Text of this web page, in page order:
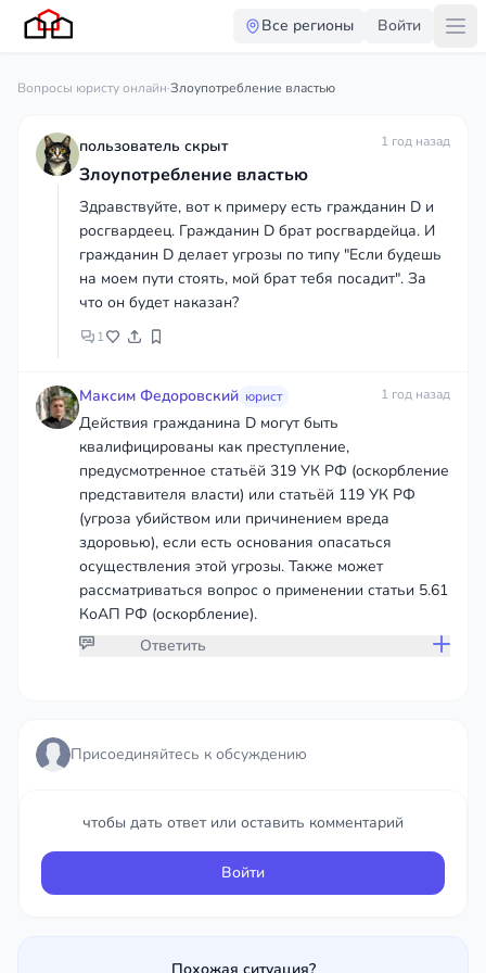
Все регионы Войти
Вопросы юристу онлайн·Злоупотребление властью
пользователь скрыт 1 год назад
Злоупотребление властью
Здравствуйте, вот к примеру есть гражданин D и
росгвардеец. Гражданин D брат росгвардейца. И
гражданин D делает угрозы по типу "Если будешь
на моем пути стоять, мой брат тебя посадит". За
что он будет наказан?
1
Максим Федоровский юрист 1 год назад
Действия гражданина D могут быть
квалифицированы как преступление,
предусмотренное статьёй 319 УК РФ (оскорбление
представителя власти) или статьёй 119 УК РФ
(угроза убийством или причинением вреда
здоровью), если есть основания опасаться
осуществления этой угрозы. Также может
рассматриваться вопрос о применении статьи 5.61
КоАП РФ (оскорбление).
Ответить
Войти
Присоединяйтесь к обсуждению
чтобы дать ответ или оставить комментарий
Войти